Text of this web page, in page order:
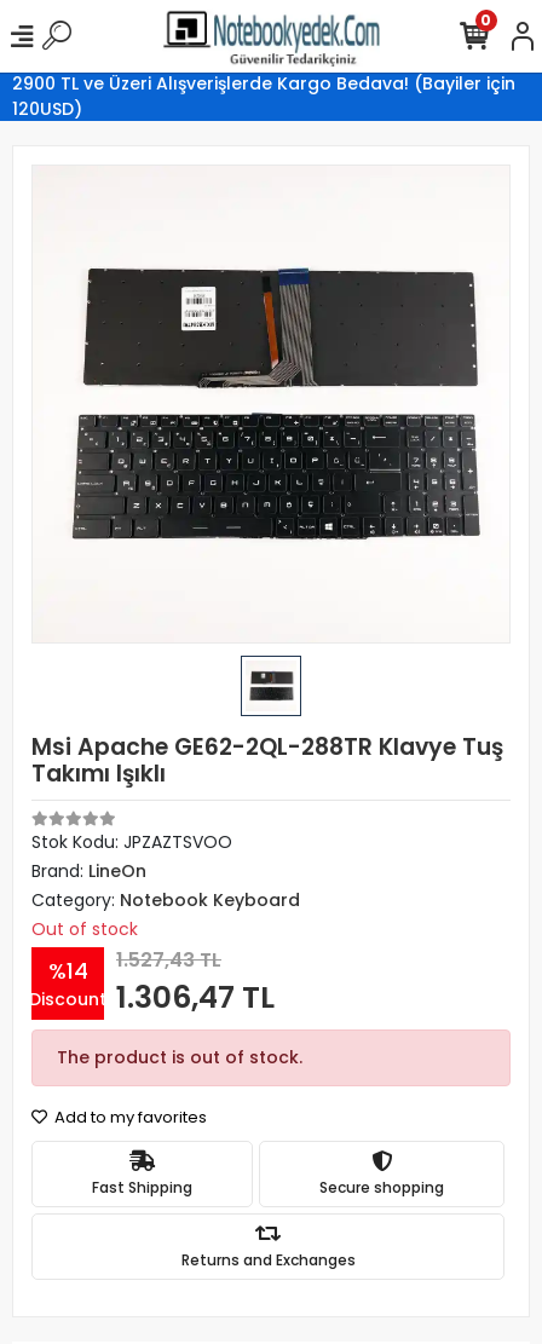
2900 TL ve Üzeri Alışverişlerde Kargo Bedava! (Bayiler için
120USD)
0
Msi Apache GE62-2QL-288TR Klavye Tuş
Takımı Işıklı
Stok Kodu: JPZAZTSVOO
Brand: LineOn
Category: Notebook Keyboard
Out of stock
%14
Discount
1.527,43 TL
1.306,47 TL
The product is out of stock.
Add to my favorites
Fast Shipping Secure shopping
Returns and Exchanges